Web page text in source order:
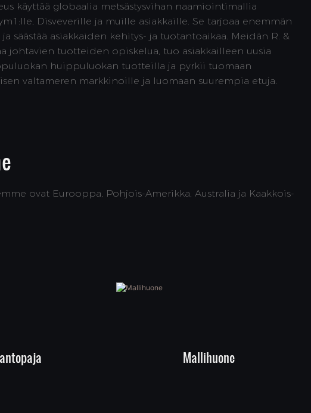
käyttää globaalia metsästysvihan naamiointimallia
Disveverille ja muille asiakkaille. Se tarjoaa enemmän
säästää asiakkaiden kehitys- ja tuotantoaikaa. Meidän R. &
johtavien tuotteiden opiskelua, tuo asiakkailleen uusia
huippuluokan tuotteilla ja pyrkii tuomaan
valtameren markkinoille ja luomaan suurempia etuja.
ovat Eurooppa, Pohjois-Amerikka, Australia ja Kaakkois-
Mallihuone